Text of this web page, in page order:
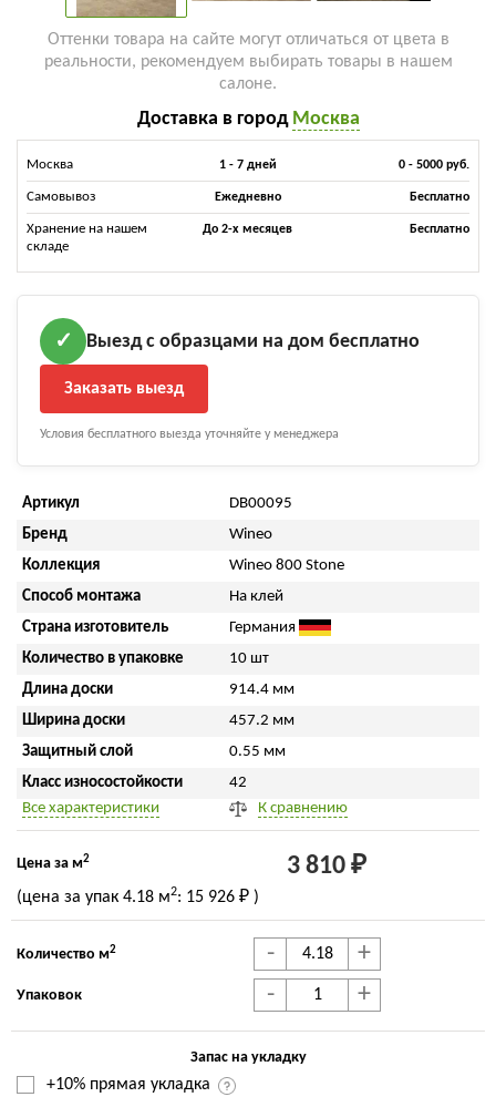
Оттенки товара на сайте могут отличаться от цвета в
реальности, рекомендуем выбирать товары в нашем
салоне.
Доставка в город Москва
Москва 1 - 7 дней 0 - 5000 руб.
Самовывоз Ежедневно Бесплатно
Хранение на нашем
складе
До 2-х месяцев Бесплатно
✓ Выезд с образцами на дом бесплатно
Заказать выезд
Условия бесплатного выезда уточняйте у менеджера
Артикул
DB00095
Бренд
Wineo
Коллекция
Wineo 800 Stone
Способ монтажа
На клей
Страна изготовитель
Германия
Количество в упаковке
10 шт
Длина доски
914.4 мм
Ширина доски
457.2 мм
Защитный слой
0.55 мм
Класс износостойкости
42
Все характеристики
К сравнению
Цена за м2 3 810 ₽
(цена за упак 4.18 м2: 15 926 ₽ )
Количество м2 - +
Упаковок - +
Запас на укладку
+10% прямая укладка